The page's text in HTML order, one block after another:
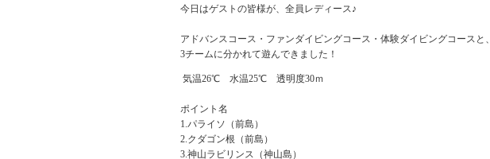
今日はゲストの皆様が、全員レディース♪
アドバンスコース・ファンダイビングコース・体験ダイビングコースと、
3チームに分かれて遊んできました！
気温26℃ 水温25℃ 透明度30ｍ
ポイント名
1.パライソ（前島）
2.クダゴン根（前島）
3.神山ラビリンス（神山島）